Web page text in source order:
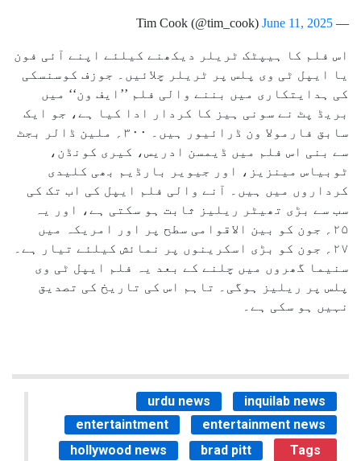
— Tim Cook (@tim_cook)
June 11, 2025
اس فلم کا ہیپٹک ٹریلر دیکھنے کیلئے اپنے آئی فون
یا ایپل ٹی وی پلس پر ٹریلر چلائیں۔ جوزف کوسنسکی
کی ہدایتکاری میں بننے والی فلم ’’ایف ون‘‘ میں
بریڈ پٹ نے سونی ہیز کا کردار ادا کیا ہے، جو ایک
سابق فارمولا ون ڈرائیور ہیں۔ ۳۰۰؍ ملین ڈالر بجٹ
سے بنی اس فلم میں ڈیمسن ادریس، کیری کونڈن،
ٹوبیاس مینزیز، اور جیویر بارڈیم بھی کلیدی
کرداروں میں ہیں۔ آنے والی فلم ایپل کی اب تک کی
سب سے بڑی تھیٹر ریلیز ثابت ہو سکتی ہے، اور یہ
۲۵؍ جون کو بین الاقوامی سطح پر اور امریکہ میں
۲۷؍ جون کو بڑی اسکرینوں پر نمائش کیلئے تیار ہے۔
سنیما گھروں میں چلنے کے بعد یہ فلم ایپل ٹی وی
پلس پر ریلیز ہوگی۔ تاہم اس کی تاریخ کی تصدیق
نہیں ہو سکی ہے۔
urdu news
inquilab news
entertaintment
entertainment news
hollywood news
brad pitt Tags